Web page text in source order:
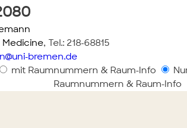
Medicine, Tel.: 218-68815
uni-bremen.de
mit Raumnummern & Raum-Info
Raumnummern & Raum-Info